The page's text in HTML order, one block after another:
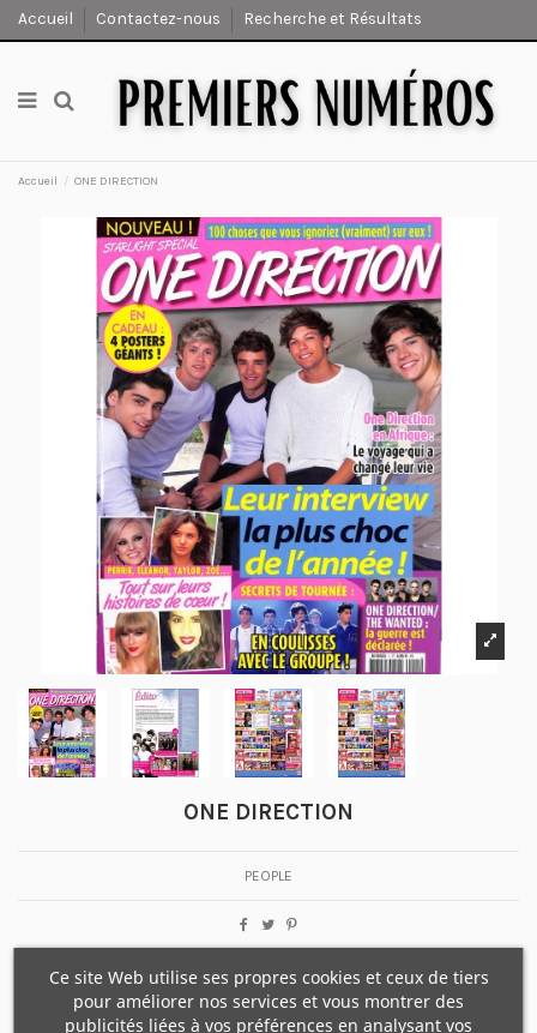
Accueil Contactez-nous Recherche et Résultats
Accueil ONE DIRECTION
ONE DIRECTION
PEOPLE
Ce site Web utilise ses propres cookies et ceux de tiers
pour améliorer nos services et vous montrer des
publicités liées à vos préférences en analysant vos